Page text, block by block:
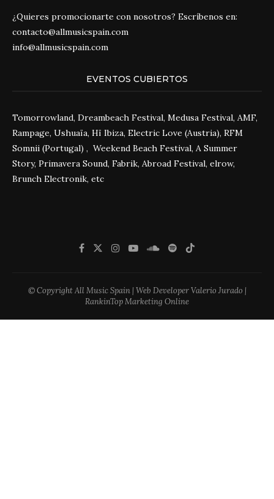
¿Quieres promocionarte con nosotros? Escríbenos en:
contacto@allmusicspain.com
info@allmusicspain.com
EVENTOS CUBIERTOS
Tomorrowland, Dreambeach Festival, Medusa Festival, AMF,
Rampage, Ushuaïa, Hï Ibiza, Electric Love (Austria), RFM
Somnii (Portugal) , Weekend Beach Festival, A Summer
Story, Primavera Sound, Fabrik, Abroad Festival, elrow,
Brunch Electronik, etc
© Copyright All Music Spain | Web Developer Valerio Jurado |
RankinTop Marketing Online